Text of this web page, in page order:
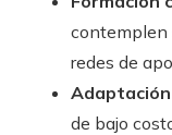
contemplen
redes de
de bajo